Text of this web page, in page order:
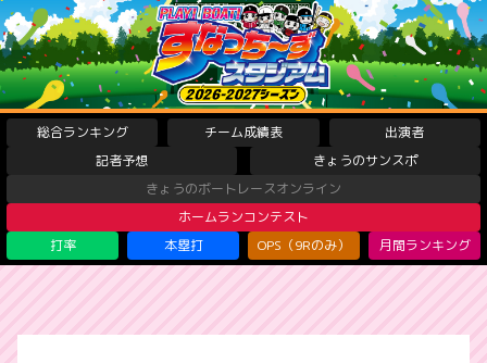
総合ランキング チーム成績表
出演者
記者予想
きょうのサンスポ
きょうのボートレースオンライン
ホームランコンテスト
打率
本塁打 OPS（9Rのみ） 月間ランキング